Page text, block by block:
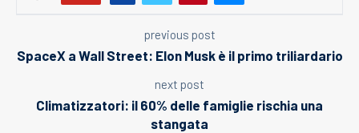
previous post
SpaceX a Wall Street: Elon Musk è il primo triliardario
next post
Climatizzatori: il 60% delle famiglie rischia una
stangata